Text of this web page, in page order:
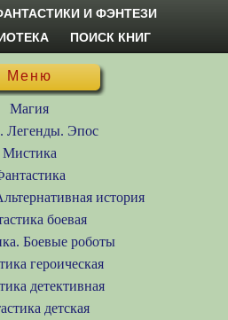
И ФЭНТЕЗИ
ПОИСК КНИГ
Меню
Магия
Эпос
Мистика
история
боевая
Боевые роботы
героическая
детективная
детская